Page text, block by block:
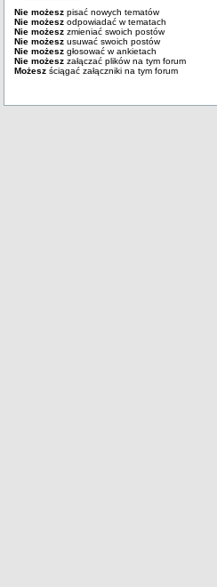
Nie możesz pisać nowych tematów
Nie możesz odpowiadać w tematach
Nie możesz zmieniać swoich postów
Nie możesz usuwać swoich postów
Nie możesz głosować w ankietach
Nie możesz załączać plików na tym forum
Możesz ściągać załączniki na tym forum